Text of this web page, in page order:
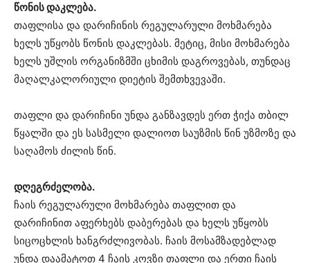
წონის დაკლება.
თაფლისა და დარიჩინის რეგულარული მოხმარება
ხელს უწყობს წონის დაკლებას. მეტიც, მისი მოხმარება
ხელს უშლის ორგანიზმში ცხიმის დაგროვებას, თუნდაც
მაღალკალორიული დიეტის შემთხვევაში.
თაფლი და დარიჩინი უნდა განზავდეს ერთ ჭიქა თბილ
წყალში და ეს სასმელი დალიოთ საუზმის წინ უზმოზე და
საღამოს ძილის წინ.
დღეგრძელობა.
ჩაის რეგულარული მოხმარება თაფლით და
დარიჩინით აფერხებს დაბერებას და ხელს უწყობს
სიცოცხლის ხანგრძლივობას. ჩაის მოსამზადებლად
უნდა დაამატოთ 4 ჩაის კოვზი თაფლი და ერთი ჩაის